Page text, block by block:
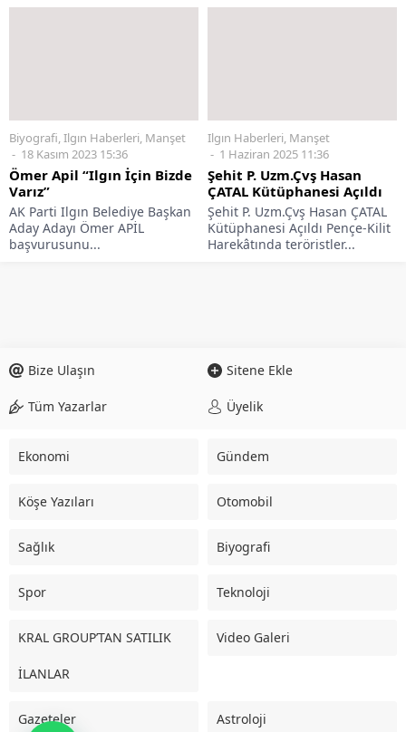
Biyografi,Ilgın Haberleri, Manşet
18 Kasım 2023 15:36
Ömer Apil “Ilgın İçin Bizde
Varız”
AK Parti Ilgın Belediye Başkan
Aday Adayı Ömer APİL
başvurusunu...
Ilgın Haberleri, Manşet
1 Haziran 2025 11:36
Şehit P. Uzm.Çvş Hasan
ÇATAL Kütüphanesi Açıldı
Şehit P. Uzm.Çvş Hasan ÇATAL
Kütüphanesi Açıldı Pençe-Kilit
Harekâtında teröristler...
Bize Ulaşın Sitene Ekle
Tüm Yazarlar Üyelik
Ekonomi Gündem
Köşe Yazıları Otomobil
Sağlık Biyografi
Spor Teknoloji
KRAL GROUP’TAN SATILIK
İLANLAR
Video Galeri
Gazeteler Astroloji